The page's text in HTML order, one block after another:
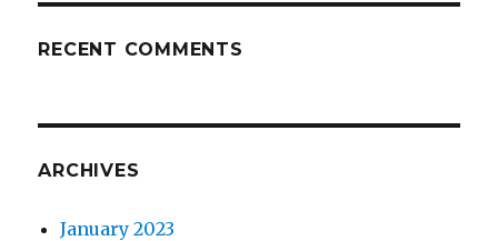
RECENT COMMENTS
ARCHIVES
January 2023